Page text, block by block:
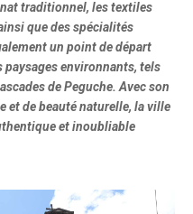
traditionnel, les textiles
que des spécialités
un point de départ
environnants, tels
de Peguche. Avec son
et de beauté naturelle, la ville
et inoubliable